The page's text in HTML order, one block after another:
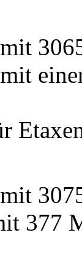
377